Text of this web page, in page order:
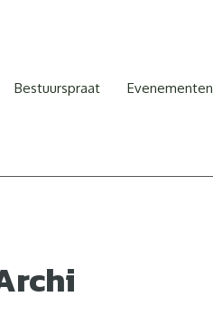
Bestuurspraat Evenementen